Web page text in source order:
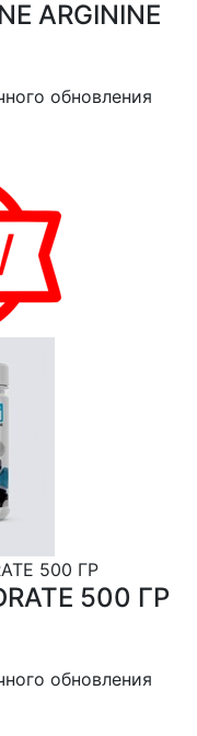
ARGININE
обновления
500 ГР
500 ГР
обновления